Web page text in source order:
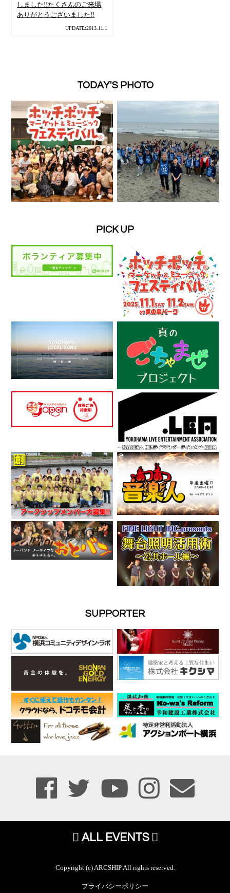
しました!!たくさんのご来場
ありがとうございました!!
UPDATE:2013.11.1
TODAY'S PHOTO
PICK UP
SUPPORTER
ALL EVENTS
Copyright (c) ARCSHIP All rights reserved.
プライバシーポリシー